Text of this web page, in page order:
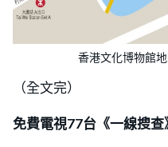
香港文化博物館
（全文完）
免費電視77台《一線搜查